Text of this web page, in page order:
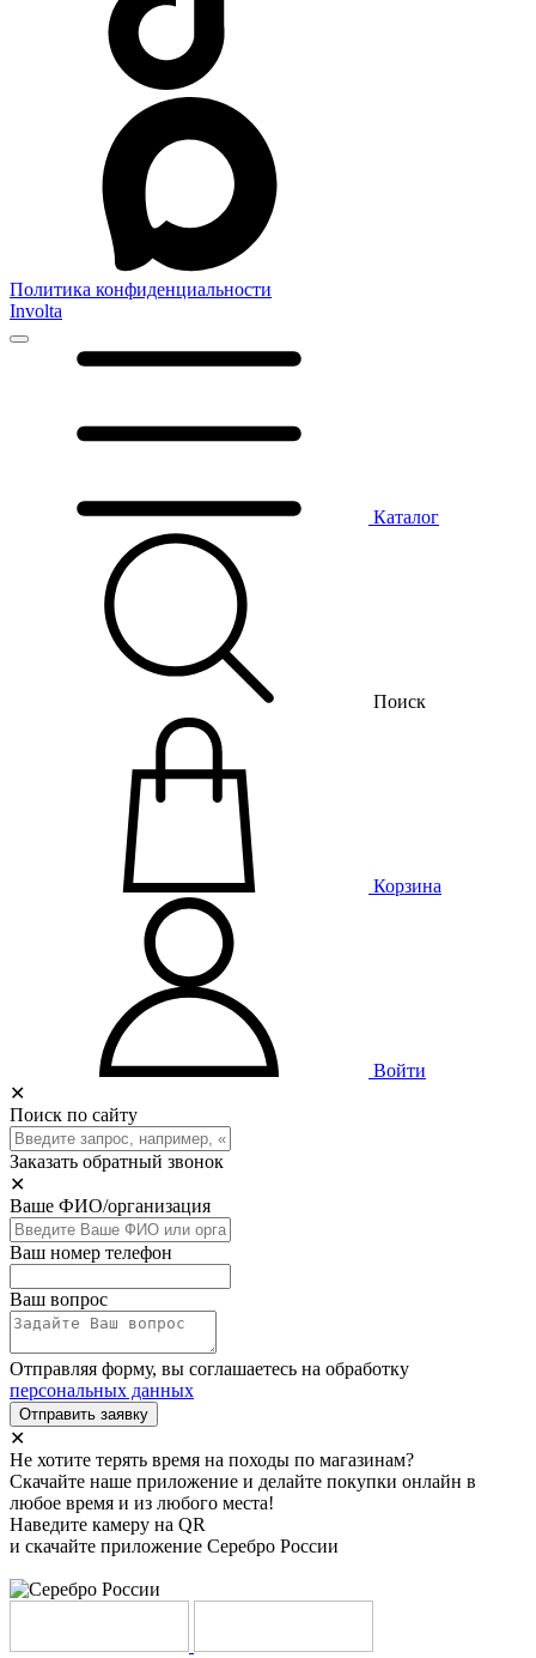
Политика конфиденциальности
Involta
Каталог
Поиск
Корзина
Войти
✕
Поиск по сайту
Заказать обратный звонок
✕
Ваше ФИО/организация
Ваш номер телефон
Ваш вопрос
Отправляя форму, вы соглашаетесь на обработку
персональных данных
Отправить заявку
✕
Не хотите терять время на походы по магазинам?
Скачайте наше приложение и делайте покупки онлайн в
любое время и из любого места!
Наведите камеру на QR
и скачайте приложение Серебро России